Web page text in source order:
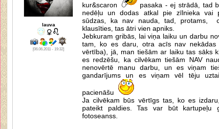
lauva
[06.06.2011 - 19:32]
kur&scaron
pasaka - ej strādā, tad
nedēļu un dodas atkal pie zīlnieka vai
sūdzas, ka nav nauda, tad, protams,
klausīties, tas ātri vien apniks.
Jebkuram gribās, lai viņa laiku un darbu
tam, ko es daru, otra acīs nav nekādas
vērtība), jā, man tiešām ar laiku tas sāks
es redzēšu, ka cilvēkam tiešām NAV
nenovērtē manu darbu, un es viņam
gandarījums un es viņam vēl tēju
pacienāšu
Ja cilvēkam būs vērtīgs tas, ko es
pateikt paldies. Tas var būt kartupeļu
fotoseanss.